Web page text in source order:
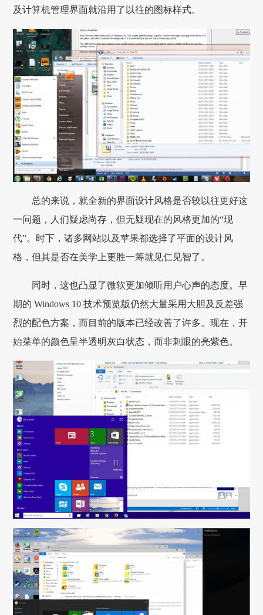
及计算机管理界面就沿用了以往的图标样式。
总的来说，就全新的界面设计风格是否较以往更好这
一问题，人们疑虑尚存，但无疑现在的风格更加的“现
代”。时下，诸多网站以及苹果都选择了平面的设计风
格，但其是否在美学上更胜一筹就见仁见智了。
同时，这也凸显了微软更加倾听用户心声的态度。早
期的 Windows 10 技术预览版仍然大量采用大胆及反差强
烈的配色方案，而目前的版本已经改善了许多。现在，开
始菜单的颜色呈半透明灰白状态，而非刺眼的亮紫色。